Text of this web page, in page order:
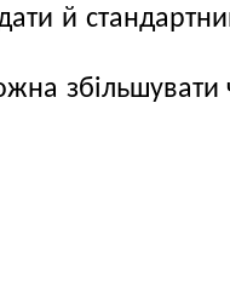
й
збільшувати